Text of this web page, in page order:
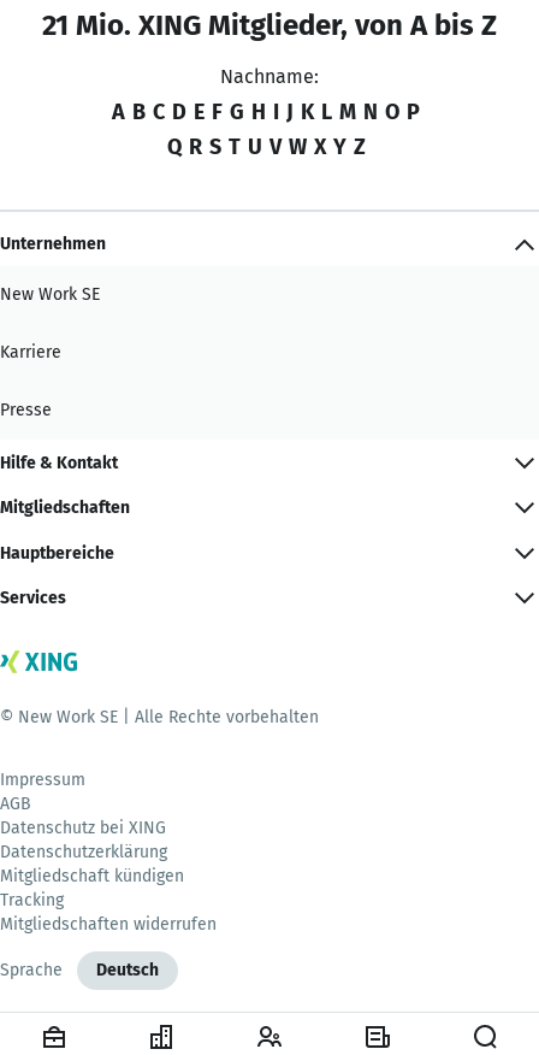
21 Mio. XING Mitglieder, von A bis Z
Nachname:
A B C D E F G H I J K L M N O P
Q R S T U V W X Y Z
Unternehmen
New Work SE
Karriere
Presse
Hilfe & Kontakt
Mitgliedschaften
Hauptbereiche
Services
© New Work SE | Alle Rechte vorbehalten
Impressum
AGB
Datenschutz bei XING
Datenschutzerklärung
Mitgliedschaft kündigen
Tracking
Mitgliedschaften widerrufen
Sprache Deutsch